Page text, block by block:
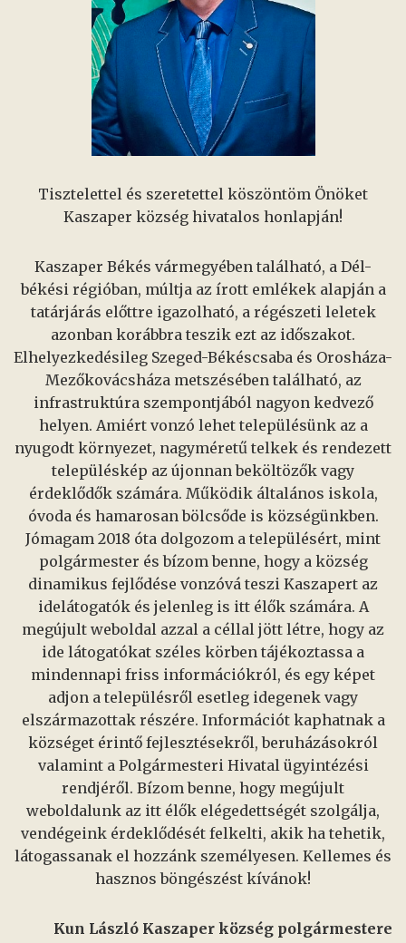
Tisztelettel és szeretettel köszöntöm Önöket
Kaszaper község hivatalos honlapján!
Kaszaper Békés vármegyében található, a Dél-
békési régióban, múltja az írott emlékek alapján a
tatárjárás előttre igazolható, a régészeti leletek
azonban korábbra teszik ezt az időszakot.
Elhelyezkedésileg Szeged-Békéscsaba és Orosháza-
Mezőkovácsháza metszésében található, az
infrastruktúra szempontjából nagyon kedvező
helyen. Amiért vonzó lehet településünk az a
nyugodt környezet, nagyméretű telkek és rendezett
településkép az újonnan beköltözők vagy
érdeklődők számára. Működik általános iskola,
óvoda és hamarosan bölcsőde is községünkben.
Jómagam 2018 óta dolgozom a településért, mint
polgármester és bízom benne, hogy a község
dinamikus fejlődése vonzóvá teszi Kaszapert az
idelátogatók és jelenleg is itt élők számára. A
megújult weboldal azzal a céllal jött létre, hogy az
ide látogatókat széles körben tájékoztassa a
mindennapi friss információkról, és egy képet
adjon a településről esetleg idegenek vagy
elszármazottak részére. Információt kaphatnak a
községet érintő fejlesztésekről, beruházásokról
valamint a Polgármesteri Hivatal ügyintézési
rendjéről. Bízom benne, hogy megújult
weboldalunk az itt élők elégedettségét szolgálja,
vendégeink érdeklődését felkelti, akik ha tehetik,
látogassanak el hozzánk személyesen. Kellemes és
hasznos böngészést kívánok!
Kun László Kaszaper község polgármestere